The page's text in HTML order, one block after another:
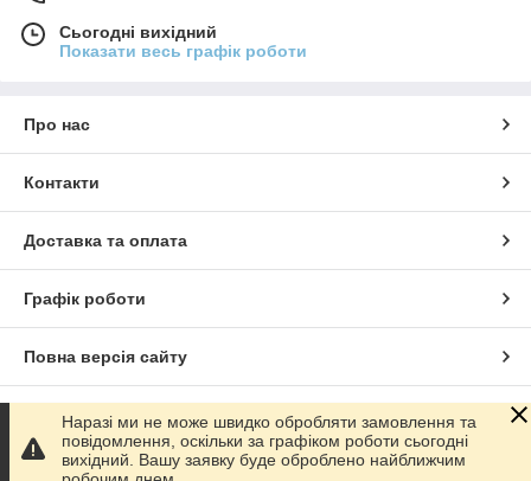
Сьогодні вихідний
Показати весь графік роботи
Про нас
Контакти
Доставка та оплата
Графік роботи
Повна версія сайту
Сайт створено на маркетплейсі Prom.ua
Політика конфіденційності
Наразі ми не може швидко обробляти замовлення та
повідомлення, оскільки за графіком роботи сьогодні
вихідний. Вашу заявку буде оброблено найближчим